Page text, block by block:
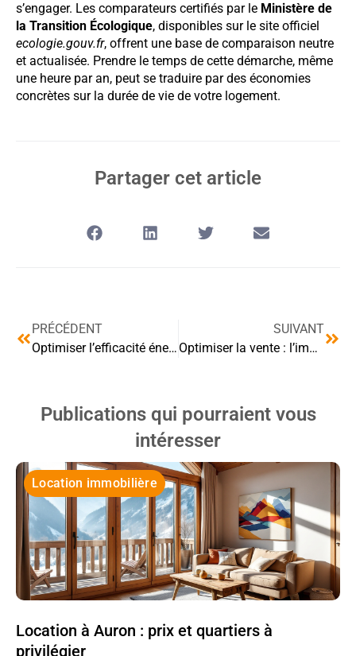
s’engager. Les comparateurs certifiés par le Ministère de
la Transition Écologique, disponibles sur le site officiel
ecologie.gouv.fr, offrent une base de comparaison neutre
et actualisée. Prendre le temps de cette démarche, même
une heure par an, peut se traduire par des économies
concrètes sur la durée de vie de votre logement.
Partager cet article
PRÉCÉDENT
Optimiser l’efficacité énergétique avec des accessoires électriques
SUIVANT
Optimiser la vente : l’impact des panneaux immobiliers
Publications qui pourraient vous
intéresser
Location immobilière
Location à Auron : prix et quartiers à
privilégier